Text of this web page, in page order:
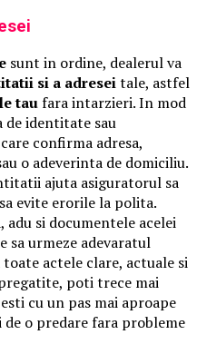
sunt in ordine, dealerul va
si a adreseitale, astfel
taufara intarzieri. In mod
de identitate sau
confirma adresa,
o adeverinta de domiciliu.
ajuta asiguratorul sa
evite erorile la polita.
si documentele acelei
sa urmeze adevaratul
actele clare, actuale si
poti trece mai
cu un pas mai aproape
de o predare fara probleme